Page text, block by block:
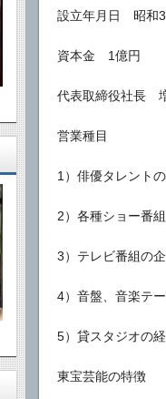
設立年月日 昭和
資本金 1億円
代表取締役社長
営業種目
1）俳優タレント
2）各種ショー番
3）テレビ番組の
4）音盤、音楽テ
5）貸スタジオの
東宝芸能の特徴